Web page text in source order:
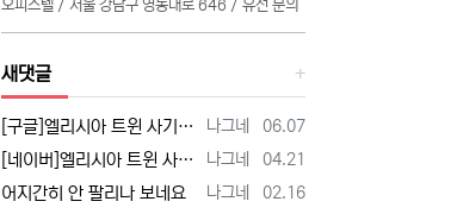
오피스텔 / 서울 강남구 영동대로 646 / 유선 문의
새댓글
등록자
나그네 등록일
06.07
[구글]엘리시아 트윈 사기 - 검색
등록자
나그네 등록일
04.21
[네이버]엘리시아 트윈 사기 - 검색
등록자
나그네 등록일
02.16
어지간히 안 팔리나 보네요